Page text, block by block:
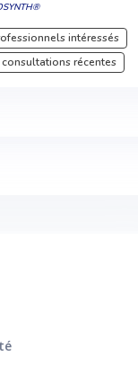
intéressés
consultations récentes